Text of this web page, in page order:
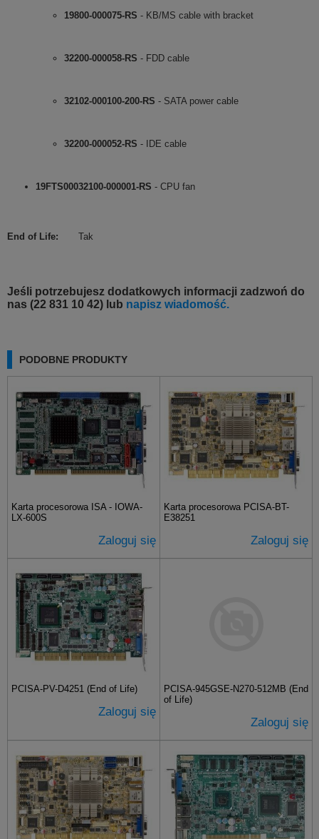
19800-000075-RS - KB/MS cable with bracket
32200-000058-RS - FDD cable
32102-000100-200-RS - SATA power cable
32200-000052-RS - IDE cable
19FTS00032100-000001-RS - CPU fan
End of Life: Tak
Jeśli potrzebujesz dodatkowych informacji zadzwoń do
nas (22 831 10 42) lub napisz wiadomość.
PODOBNE PRODUKTY
Karta procesorowa ISA - IOWA-
LX-600S
Zaloguj się
Karta procesorowa PCISA-BT-
E38251
Zaloguj się
PCISA-PV-D4251 (End of Life)
Zaloguj się
PCISA-945GSE-N270-512MB (End
of Life)
Zaloguj się